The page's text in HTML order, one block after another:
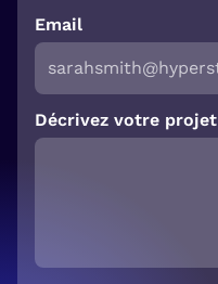
Email
Décrivez votre projet